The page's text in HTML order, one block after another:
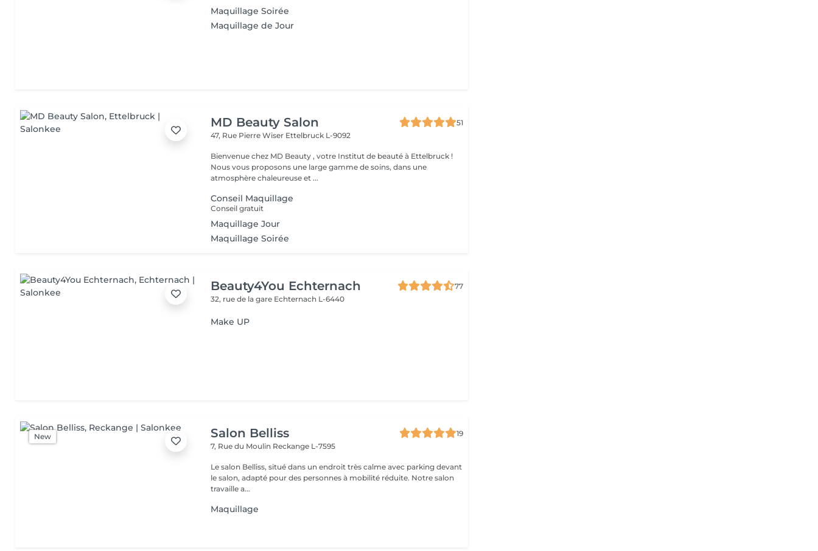
Maquillage Soirée
Maquillage de Jour
MD Beauty Salon
51
47, Rue Pierre Wiser Ettelbruck L-9092
Bienvenue chez MD Beauty , votre Institut de beauté à Ettelbruck !
Nous vous proposons une large gamme de soins, dans une
atmosphère chaleureuse et ...
Conseil Maquillage
Conseil gratuit
Maquillage Jour
Maquillage Soirée
Beauty4You Echternach
77
32, rue de la gare Echternach L-6440
Make UP
New Salon Belliss
19
7, Rue du Moulin Reckange L-7595
Le salon Belliss, situé dans un endroit très calme avec parking devant
le salon, adapté pour des personnes à mobilité réduite. Notre salon
travaille a...
Maquillage